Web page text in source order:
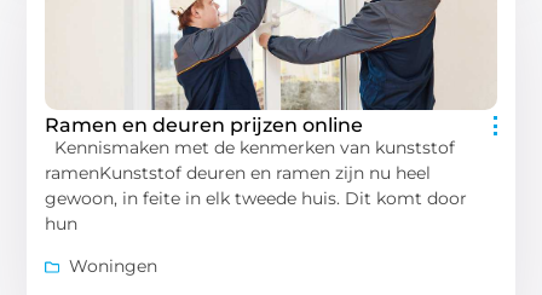
Ramen en deuren prijzen online
Kennismaken met de kenmerken van kunststof
ramenKunststof deuren en ramen zijn nu heel
gewoon, in feite in elk tweede huis. Dit komt door
hun
Woningen